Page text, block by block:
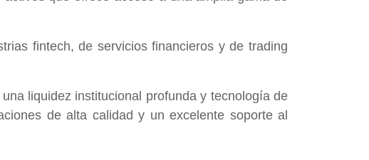
fintech, de servicios financieros y de trading
liquidez institucional profunda y tecnología de
de alta calidad y un excelente soporte al